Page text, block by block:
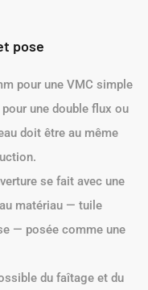
pose
pour une VMC simple
une double flux ou
doit être au même
se fait avec une
matériau — tuile
— posée comme une
du faîtage et du